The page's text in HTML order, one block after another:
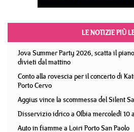
LE NOTIZIE PIÙ
Jova Summer Party 2026, scatta il
divieti dal mattino
Conto alla rovescia per il concerto di
Porto Cervo
Aggius vince la scommessa del Silent
Disservizio idrico a Olbia mercoledì 10
Auto in fiamme a Loiri Porto San Paolo